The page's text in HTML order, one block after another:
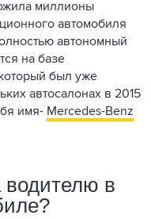
миллионы
автомобиля
автономный
на базе
был уже
автосалонах в 2015
имя- Mercedes-Benz
водителю в